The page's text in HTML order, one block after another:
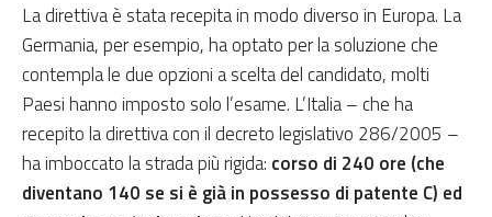
La direttiva è stata recepita in modo diverso in Europa. La
Germania, per esempio, ha optato per la soluzione che
contempla le due opzioni a scelta del candidato, molti
Paesi hanno imposto solo l’esame. L’Italia – che ha
recepito la direttiva con il decreto legislativo 286/2005 –
ha imboccato la strada più rigida: corso di 240 ore (che
diventano 140 se si è già in possesso di patente C) ed